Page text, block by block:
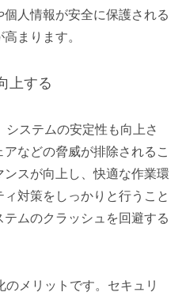
人情報が安全に保護される
まります。
上する
システムの安定性も向上さ
などの脅威が排除されるこ
スが向上し、快適な作業環
対策をしっかりと行うこと
ムのクラッシュを回避する
のメリットです。セキュリ